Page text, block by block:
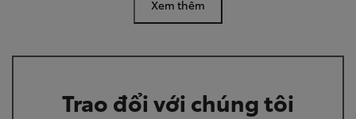
Xem thêm
Trao đổi với chúng tôi